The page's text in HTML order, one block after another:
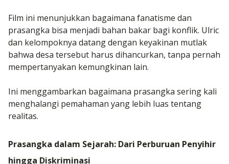
Film ini menunjukkan bagaimana fanatisme dan
prasangka bisa menjadi bahan bakar bagi konflik. Ulric
dan kelompoknya datang dengan keyakinan mutlak
bahwa desa tersebut harus dihancurkan, tanpa pernah
mempertanyakan kemungkinan lain.
Ini menggambarkan bagaimana prasangka sering kali
menghalangi pemahaman yang lebih luas tentang
realitas.
Prasangka dalam Sejarah: Dari Perburuan Penyihir
hingga Diskriminasi